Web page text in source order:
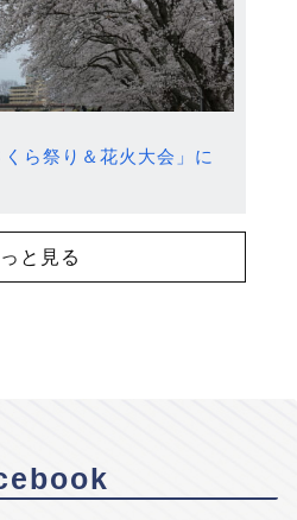
くら祭り＆花火大会」に
と見る